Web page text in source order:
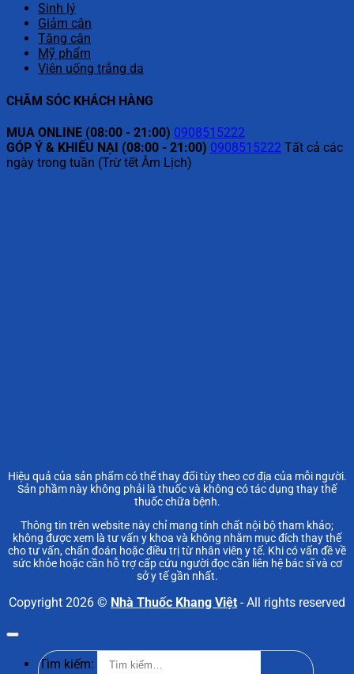
Sinh lý
Giảm cân
Tăng cân
Mỹ phẩm
Viên uống trắng da
CHĂM SÓC KHÁCH HÀNG
MUA ONLINE (08:00 - 21:00) 0908515222
GÓP Ý & KHIẾU NẠI (08:00 - 21:00) 0908515222 Tất cả các
ngày trong tuần (Trừ tết Âm Lịch)
Hiệu quả của sản phẩm có thể thay đổi tùy theo cơ địa của mỗi người.
Sản phầm này không phải là thuốc và không có tác dụng thay thế
thuốc chữa bệnh.
Thông tin trên website này chỉ mang tính chất nội bộ tham khảo;
không được xem là tư vấn y khoa và không nhằm mục đích thay thế
cho tư vấn, chẩn đoán hoặc điều trị từ nhân viên y tế. Khi có vấn đề về
sức khỏe hoặc cần hỗ trợ cấp cứu người đọc cần liên hệ bác sĩ và cơ
sở y tế gần nhất.
Copyright 2026 © Nhà Thuốc Khang Việt - All rights reserved
Tìm kiếm: